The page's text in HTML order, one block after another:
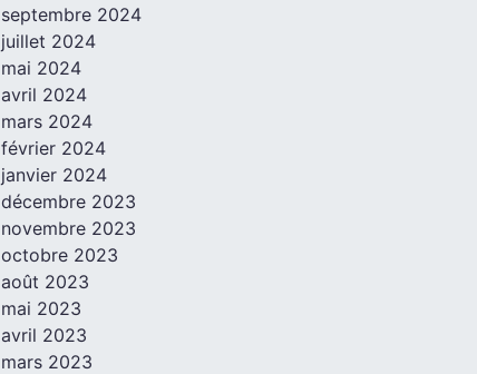
septembre 2024
juillet 2024
mai 2024
avril 2024
mars 2024
février 2024
janvier 2024
décembre 2023
novembre 2023
octobre 2023
août 2023
mai 2023
avril 2023
mars 2023